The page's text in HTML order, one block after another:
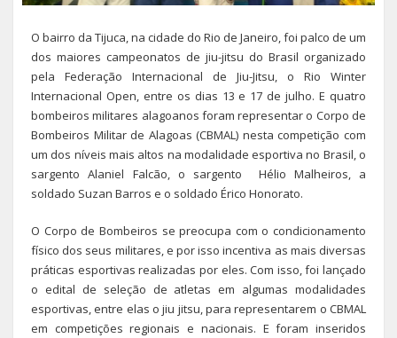
O bairro da Tijuca, na cidade do Rio de Janeiro, foi palco de um
dos maiores campeonatos de jiu-jitsu do Brasil organizado
pela Federação Internacional de Jiu-Jitsu, o Rio Winter
Internacional Open, entre os dias 13 e 17 de julho. E quatro
bombeiros militares alagoanos foram representar o Corpo de
Bombeiros Militar de Alagoas (CBMAL) nesta competição com
um dos níveis mais altos na modalidade esportiva no Brasil, o
sargento Alaniel Falcão, o sargento Hélio Malheiros, a
soldado Suzan Barros e o soldado Érico Honorato.
O Corpo de Bombeiros se preocupa com o condicionamento
físico dos seus militares, e por isso incentiva as mais diversas
práticas esportivas realizadas por eles. Com isso, foi lançado
o edital de seleção de atletas em algumas modalidades
esportivas, entre elas o jiu jitsu, para representarem o CBMAL
em competições regionais e nacionais. E foram inseridos